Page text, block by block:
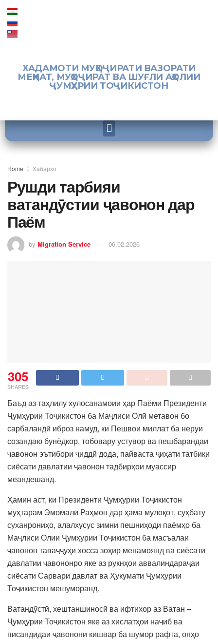
ХАДАМОТИ МУҲОҶИРАТИ ВАЗОРАТИ
МЕҲНАТ, МУҲОҶИРАТ ВА ШУҒЛИ АҲОЛИИ
ҶУМҲУРИИ ТОҶИКИСТОН
Home Хабархо
Рушди тарбияи
ватандӯстии ҷавонон дар
Паём
by Migration Service 06.02.2026
305
SHARES
Баъд аз таҳлилу хулосанамоии ҳар Паёми Президенти
Ҷумҳурии Тоҷикистон ба Маҷлиси Олӣ метавон бо
сарбаландӣ иброз намуд, ки Пешвои миллат ба неруи
созандаю бунёдкор, тобовару устувор ва пешбарандаи
ҷавонон эътибори ҷиддӣ дода, пайваста ҷиҳати татбиқи
сиёсати давлатии ҷавонон тадбирҳои муассир
меандешанд.
Ҳамин аст, ки Президенти Ҷумҳурии Тоҷикистон
муҳтарам Эмомалӣ Раҳмон дар ҳама мулоқот, суҳбату
суханрониҳо, алалхусус зимни пешниҳоди паёмҳо ба
Маҷлиси Олии Ҷумҳурии Тоҷикистон ба масъалаи
ҷавонон таваҷҷуҳи хосса зоҳир менамоянд ва сиёсати
давлатии ҷавононро яке аз рукнҳои аввалиндараҷаи
сиёсати Сарвари давлат ва Ҳукумати Ҷумҳурии
Тоҷикистон мешуморанд.
Ватандӯстӣ, хештаншиносӣ ва ифтихор аз Ватан –
Ҷумҳурии Тоҷикистон яке аз хислатҳои наҷиб ва
писандидаи ҷавонони кишвар ба шумор рафта, онҳо